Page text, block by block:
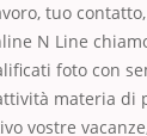
tuo
N Line
foto con
materia di
vostre